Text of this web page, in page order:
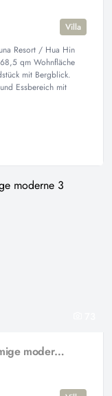
Villa
Resort / Hua Hin
qm Wohnfläche
mit Bergblick.
Essbereich mit
Sivana Hideaway / Hua Hin: Geräumige moderne 3 Schlafzimmer Pool Villa